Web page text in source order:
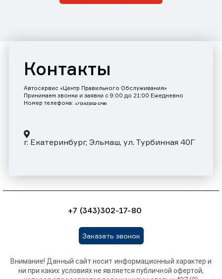
Контакты
Автосервис «Центр Правильного Обслуживания»
Принимаем звонки и заявки с 9:00 до 21:00 Ежедневно
Номер телефона: +7 (343)302-17-80
г. Екатеринбург, Эльмаш, ул. Турбинная 40Г
+7 (343)302-17-80
Заказать звонок
Внимание! Данный сайт носит информационный характер и
ни при каких условиях не является публичной офертой,